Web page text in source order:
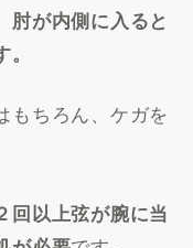
肘が内側に入ると
もちろん、ケガを
回以上弦が腕に当